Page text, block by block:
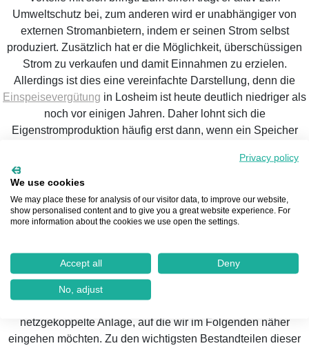
Umweltschutz bei, zum anderen wird er unabhängiger von
externen Stromanbietern, indem er seinen Strom selbst
produziert. Zusätzlich hat er die Möglichkeit, überschüssigen
Strom zu verkaufen und damit Einnahmen zu erzielen.
Allerdings ist dies eine vereinfachte Darstellung, denn die
Einspeisevergütung in Losheim ist heute deutlich niedriger als
noch vor einigen Jahren. Daher lohnt sich die
Eigenstromproduktion häufig erst dann, wenn ein Speicher
Die Komponenten einerPhotovoltaikanlage
in Losheim
Die einzelnen Komponenten einer Photovoltaikanlage
netzgekoppelte Anlage, auf die wir im Folgenden näher
eingehen möchten. Zu den wichtigsten Bestandteilen dieser
Privacy policy
We use cookies
We may place these for analysis of our visitor data, to improve our website,
show personalised content and to give you a great website experience. For
more information about the cookies we use open the settings.
Accept all Deny
No, adjust